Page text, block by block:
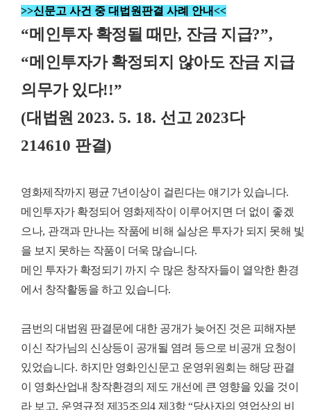
>>신문고 사건 중 대법원판결 사례 안내<<
“메인투자 확정될 때만, 잔금 지급?”,
“메인투자가 확정되지 않아도 잔금 지급
의무가 있다!!”
(대법원 2023. 5. 18. 선고 2023다
214610 판결)
영화제작까지 평균 7년이상이 걸린다는 얘기가 있습니다.
메인투자가 확정되어 영화제작이 이루어지면 더 없이 좋겠
으나, 관객과 만나는 작품에 비해 실상은 투자가 되지 못해 빛
을 보지 못하는 작품이 더욱 많습니다.
메인 투자가 확정되기 까지 수 많은 창작자들이 열악한 환경
에서 창작활동을 하고 있습니다.
금번의 대법원 판결문에 대한 공개가 늦어진 것은 피해자분
이신 작가님의 신상등이 공개될 염려 등으로 비공개 요청이
있었습니다. 하지만 영화인신문고 운영위원회는 해당 판결
이 영화산업내 창작환경의 제도 개선에 큰 영향을 있을 것이
라 보고, 운영규정 제 35조의4 제 3항“당사자의 영업상의 비